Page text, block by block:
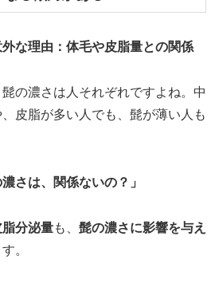
な理由：体毛や皮脂量との関係
の濃さは人それぞれですよね。中
皮脂が多い人でも、髭が薄い人も
さは、関係ないの？」
脂分泌量も、 髭の濃さに影響を与え
。